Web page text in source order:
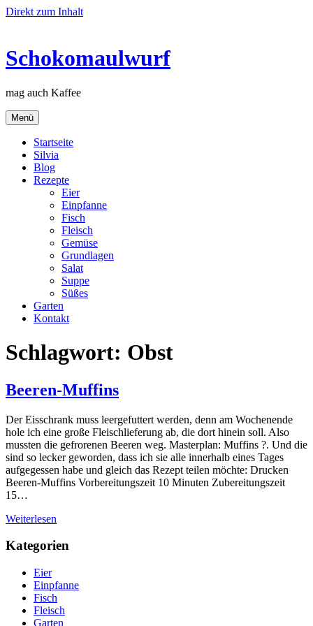
Direkt zum Inhalt
Schokomaulwurf
mag auch Kaffee
Menü
Startseite
Silvia
Blog
Rezepte
Eier
Einpfanne
Fisch
Fleisch
Gemüse
Grundlagen
Salat
Suppe
Süßes
Garten
Kontakt
Schlagwort: Obst
Beeren-Muffins
Der Eisschrank muss leergefuttert werden, denn am Wochenende
hole ich eine große Fleischlieferung ab, die dort hinein soll. Also
mussten die gefrorenen Beeren weg. Masterplan: Muffins ?. Und die
sind so lecker geworden, dass ich sie alle innerhalb eines Tages
aufgegessen habe und gleich das Rezept teilen möchte: Drucken
Beeren-Muffins Vorbereitungszeit 10 Minuten Zubereitungszeit
15…
Weiterlesen
Kategorien
Eier
Einpfanne
Fisch
Fleisch
Garten